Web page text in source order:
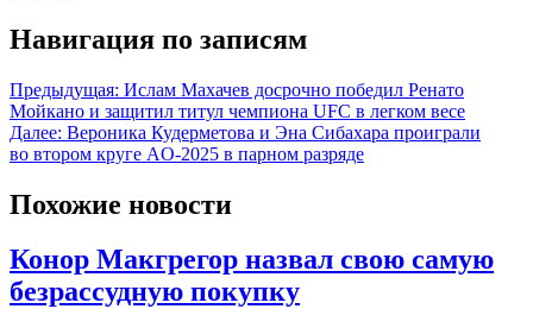
Навигация по записям
Предыдущая: Ислам Махачев досрочно победил Ренато
Мойкано и защитил титул чемпиона UFC в легком весе
Далее: Вероника Кудерметова и Эна Сибахара проиграли
во втором круге AO-2025 в парном разряде
Похожие новости
Конор Макгрегор назвал свою самую
безрассудную покупку